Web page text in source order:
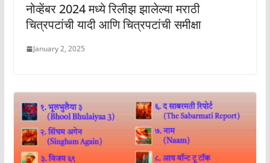
नोव्हेंबर 2024 मध्ये रिलीझ झालेल्या मराठी
चित्रपटांची यादी आणि चित्रपटांची समीक्षा
January 2, 2025